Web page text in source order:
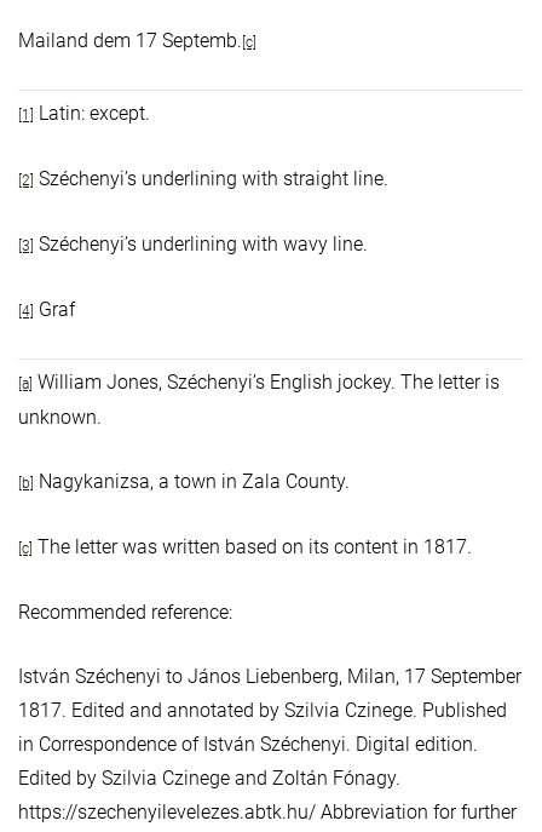
Mailand dem 17 Septemb. [c]
[1] Latin: except.
[2] Széchenyi’s underlining with straight line.
[3] Széchenyi’s underlining with wavy line.
[4] Graf
[a] William Jones, Széchenyi’s English jockey. The letter is
unknown.
[b] Nagykanizsa, a town in Zala County.
[c] The letter was written based on its content in 1817.
Recommended reference:
István Széchenyi to János Liebenberg, Milan, 17 September
1817. Edited and annotated by Szilvia Czinege. Published
in Correspondence of István Széchenyi. Digital edition.
Edited by Szilvia Czinege and Zoltán Fónagy.
https://szechenyilevelezes.abtk.hu/ Abbreviation for further